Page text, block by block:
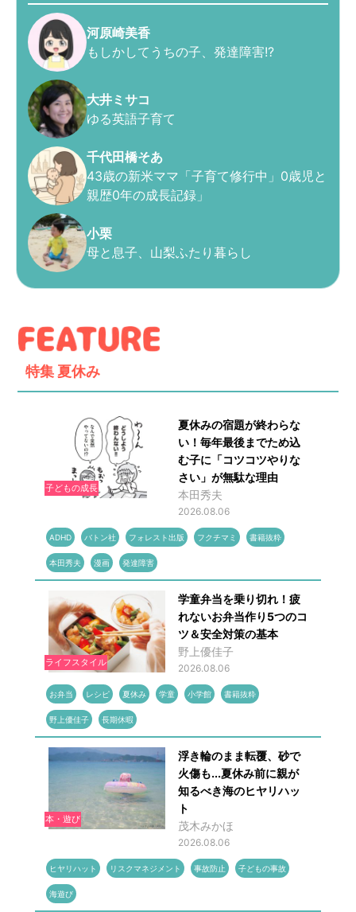
河原崎美香
もしかしてうちの子、発達障害!?
大井ミサコ
ゆる英語子育て
千代田橋そあ
43歳の新米ママ「子育て修行中」0歳児と
親歴0年の成長記録」
小栗
母と息子、山梨ふたり暮らし
特集 夏休み
子どもの成長
夏休みの宿題が終わらな
い！毎年最後までため込
む子に「コツコツやりな
さい」が無駄な理由
本田秀夫
2026.08.06
ADHD バトン社 フォレスト出版 フクチマミ 書籍抜粋
本田秀夫 漫画 発達障害
ライフスタイル
学童弁当を乗り切れ！疲
れないお弁当作り5つのコ
ツ＆安全対策の基本
野上優佳子
2026.08.06
お弁当 レシピ 夏休み 学童 小学館 書籍抜粋
野上優佳子 長期休暇
本・遊び
浮き輪のまま転覆、砂で
火傷も...夏休み前に親が
知るべき海のヒヤリハッ
ト
茂木みかほ
2026.08.06
ヒヤリハット リスクマネジメント 事故防止 子どもの事故
海遊び